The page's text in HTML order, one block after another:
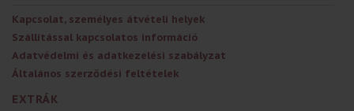
Kapcsolat, személyes átvételi helyek
Szállítással kapcsolatos információ
Adatvédelmi és adatkezelési szabályzat
Általános szerződési feltételek
EXTRÁK